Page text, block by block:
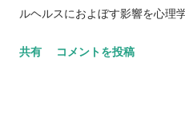
ルヘルスにおよぼす影響を心理
を増すことができるんだって。
共有 コメントを投稿